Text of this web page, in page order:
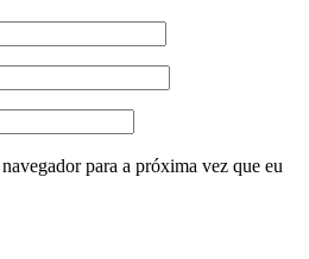
para a próxima vez que eu